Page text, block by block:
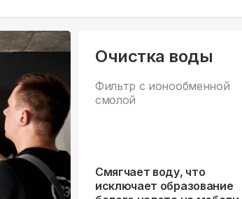
Очистка воды
Фильтр с ионообменной
смолой
Смягчает воду, что
исключает образование